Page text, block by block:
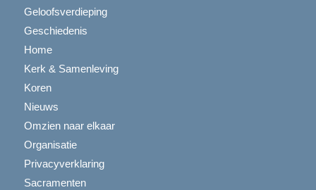
Geloofsverdieping
Geschiedenis
Home
Kerk & Samenleving
Koren
Nieuws
Omzien naar elkaar
Organisatie
Privacyverklaring
Sacramenten